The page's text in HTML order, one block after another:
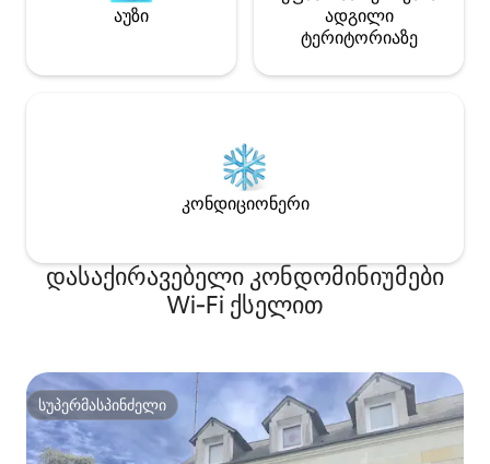
აუზი
ადგილი
ტერიტორიაზე
კონდიციონერი
დასაქირავებელი კონდომინიუმები
Wi‑Fi ქსელით
სუპერმასპინძელი
სუპერმასპინძელი